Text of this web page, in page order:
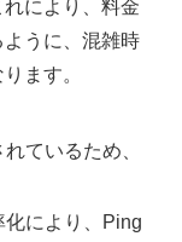
により、料金
うに、混雑時
ます。
ているため、
化により、Ping